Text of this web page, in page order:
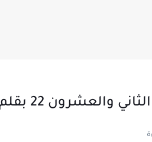
22 بقلم خلود عبيد